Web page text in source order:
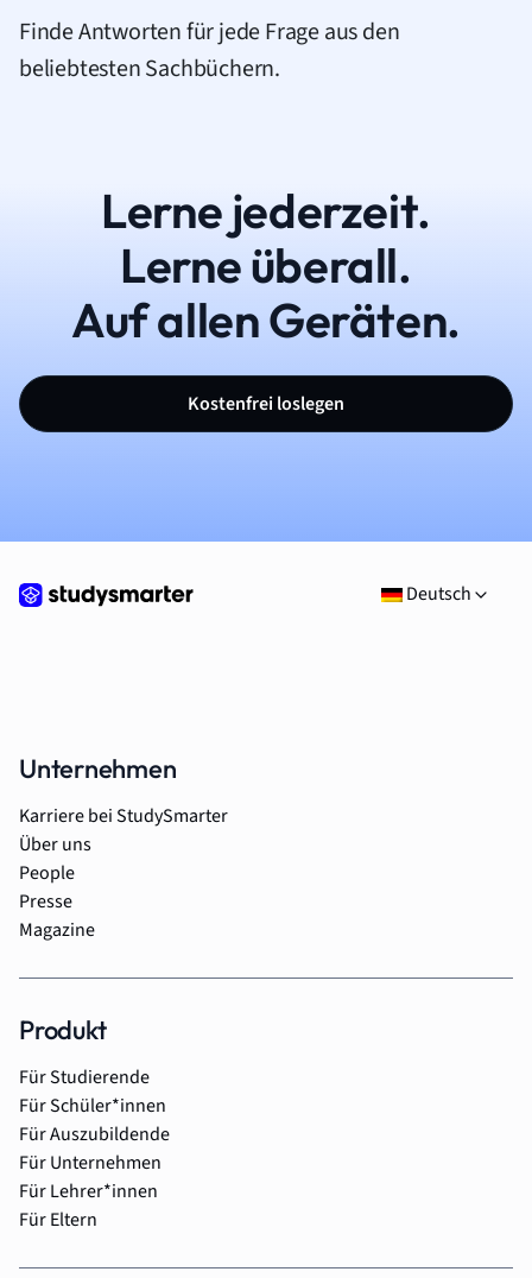
Finde Antworten für jede Frage aus den
beliebtesten Sachbüchern.
Lerne jederzeit.
Lerne überall.
Auf allen Geräten.
Kostenfrei loslegen
Deutsch
Unternehmen
Karriere bei StudySmarter
Über uns
People
Presse
Magazine
Produkt
Für Studierende
Für Schüler*innen
Für Auszubildende
Für Unternehmen
Für Lehrer*innen
Für Eltern